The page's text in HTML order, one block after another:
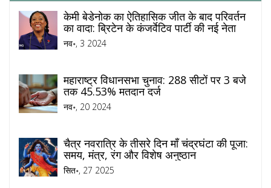
केमी बेडेनोक का ऐतिहासिक जीत के बाद परिवर्तन
का वादा: ब्रिटेन के कंजर्वेटिव पार्टी की नई नेता
नव॰, 3 2024
महाराष्ट्र विधानसभा चुनाव: 288 सीटों पर 3 बजे
तक 45.53% मतदान दर्ज
नव॰, 20 2024
चैत्र नवरात्रि के तीसरे दिन माँ चंद्रघंटा की पूजा:
समय, मंत्र, रंग और विशेष अनुष्ठान
सित॰, 27 2025